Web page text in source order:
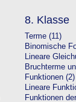
8. Klasse
Terme (11)
Binomische
Lineare
Bruchterme
Funktionen (2)
Lineare
Funktionen